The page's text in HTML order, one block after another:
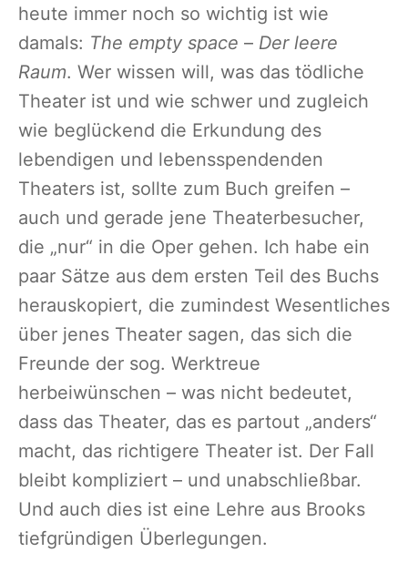
heute immer noch so wichtig ist wie
damals: The empty space – Der leere
Raum. Wer wissen will, was das tödliche
Theater ist und wie schwer und zugleich
wie beglückend die Erkundung des
lebendigen und lebensspendenden
Theaters ist, sollte zum Buch greifen –
auch und gerade jene Theaterbesucher,
die „nur“ in die Oper gehen. Ich habe ein
paar Sätze aus dem ersten Teil des Buchs
herauskopiert, die zumindest Wesentliches
über jenes Theater sagen, das sich die
Freunde der sog. Werktreue
herbeiwünschen – was nicht bedeutet,
dass das Theater, das es partout „anders“
macht, das richtigere Theater ist. Der Fall
bleibt kompliziert – und unabschließbar.
Und auch dies ist eine Lehre aus Brooks
tiefgründigen Überlegungen.